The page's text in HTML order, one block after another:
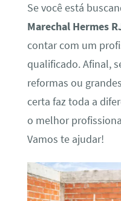
Se você está
Marechal Hermes
contar com um
qualificado. Afinal,
reformas ou
certa faz toda a
o melhor
Vamos te ajudar!